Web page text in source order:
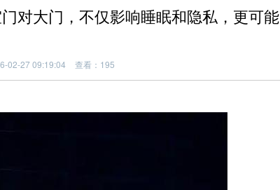
对大门，不仅影响睡眠和隐私，更可能
02-27 09:19:04 查看：195